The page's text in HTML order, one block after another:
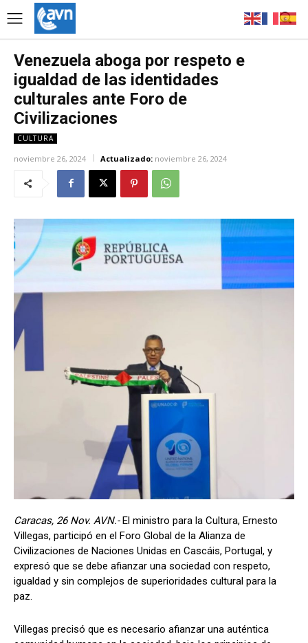
Venezuela aboga por respeto e
igualdad de las identidades
culturales ante Foro de
Civilizaciones
CULTURA
noviembre 26, 2024 Actualizado: noviembre 26, 2024
Caracas, 26 Nov. AVN.-El ministro para la Cultura, Ernesto
Villegas, participó en el Foro Global de la Alianza de
Civilizaciones de Naciones Unidas en Cascáis, Portugal, y
expresó que se debe afianzar una sociedad con respeto,
igualdad y sin complejos de superioridades cultural para la
paz.
Villegas precisó que es necesario afianzar una auténtica